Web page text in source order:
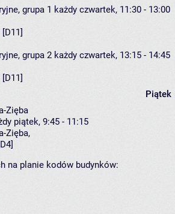
grupa 1 każdy czwartek, 11:30 - 13:00
[D11]
grupa 2 każdy czwartek, 13:15 - 14:45
[D11]
Piątek
Zięba
piątek, 9:45 - 11:15
Zięba,
na planie kodów budynków: